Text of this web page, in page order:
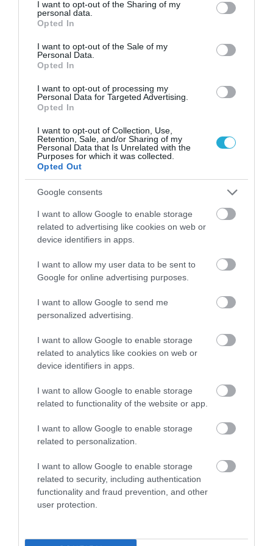
not limited to your visit or usage behaviour. You may click to
grant or deny consent to Google and its third-party tags to
use your data for below specified purposes in below Google
consent section.
I want to opt-out of the Sharing of my
personal data.
Opted In
I want to opt-out of the Sale of my
Personal Data.
Opted In
I want to opt-out of processing my
Personal Data for Targeted Advertising.
Opted In
I want to opt-out of Collection, Use,
Retention, Sale, and/or Sharing of my
Personal Data that Is Unrelated with the
Purposes for which it was collected.
Opted Out
Google consents
I want to allow Google to enable storage
related to advertising like cookies on web or
device identifiers in apps.
I want to allow my user data to be sent to
Google for online advertising purposes.
I want to allow Google to send me
personalized advertising.
I want to allow Google to enable storage
related to analytics like cookies on web or
device identifiers in apps.
I want to allow Google to enable storage
related to functionality of the website or app.
I want to allow Google to enable storage
related to personalization.
I want to allow Google to enable storage
related to security, including authentication
functionality and fraud prevention, and other
user protection.
21.01.2025
Το Wolt+ καλωσορίζει τον χειμώνα με
συνδρομητές του
Στην καμπάνια συμμετέχουν μεταξύ άλλων, δημοφιλείς
αλυσίδες, όπως τα Starbucks και τα McDonald’s, ενώ το
Wolt Market και η αλυσίδα σούπερ μάρκετ “Μασούτης”
Wolt Market: Επεκτείνεται και στο Ηράκλειο
Κρήτης
αγορές τους στην πόρτα τους σε μόλις 20 λεπτά
22.10.2024